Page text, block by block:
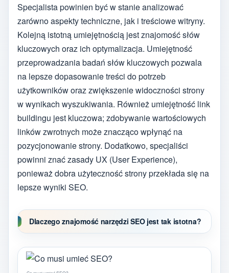
Specjalista powinien być w stanie analizować
zarówno aspekty techniczne, jak i treściowe witryny.
Kolejną istotną umiejętnością jest znajomość słów
kluczowych oraz ich optymalizacja. Umiejętność
przeprowadzania badań słów kluczowych pozwala
na lepsze dopasowanie treści do potrzeb
użytkowników oraz zwiększenie widoczności strony
w wynikach wyszukiwania. Również umiejętność link
buildingu jest kluczowa; zdobywanie wartościowych
linków zwrotnych może znacząco wpłynąć na
pozycjonowanie strony. Dodatkowo, specjaliści
powinni znać zasady UX (User Experience),
ponieważ dobra użyteczność strony przekłada się na
lepsze wyniki SEO.
Dlaczego znajomość narzędzi SEO jest tak istotna?